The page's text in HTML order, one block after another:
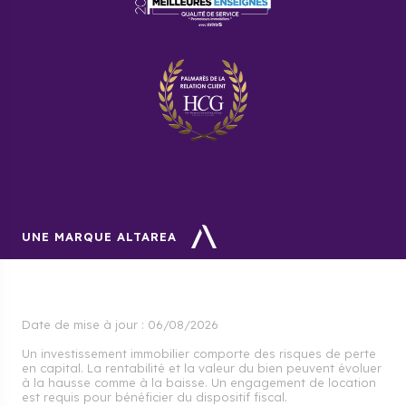
UNE MARQUE ALTAREA
Date de mise à jour : 06/08/2026
Un investissement immobilier comporte des risques de perte
en capital. La rentabilité et la valeur du bien peuvent évoluer
à la hausse comme à la baisse. Un engagement de location
est requis pour bénéficier du dispositif fiscal.